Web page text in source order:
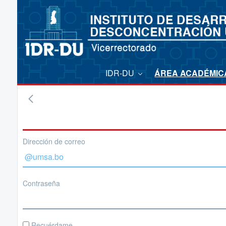
IDR-DU ÁREA
Dirección de correo
Contraseña